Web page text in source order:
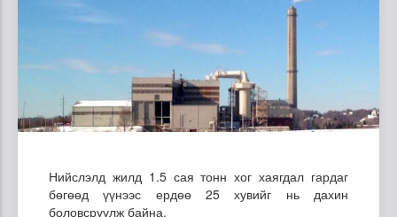
Нийслэлд жилд 1.5 сая тонн хог хаягдал гардаг
бөгөөд үүнээс ердөө 25 хувийг нь дахин
боловсруулж байна.